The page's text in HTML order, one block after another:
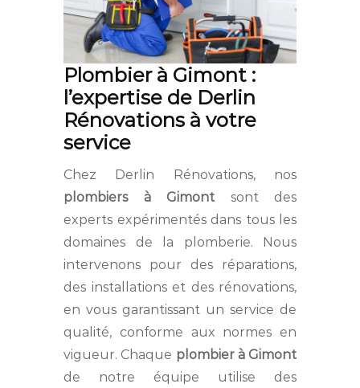
Plombier à Gimont :
l’expertise de Derlin
Rénovations à votre
service
Chez Derlin Rénovations, nos
plombiers à Gimont sont des
experts expérimentés dans tous les
domaines de la plomberie. Nous
intervenons pour des réparations,
des installations et des rénovations,
en vous garantissant un service de
qualité, conforme aux normes en
vigueur. Chaque plombier à Gimont
de notre équipe utilise des